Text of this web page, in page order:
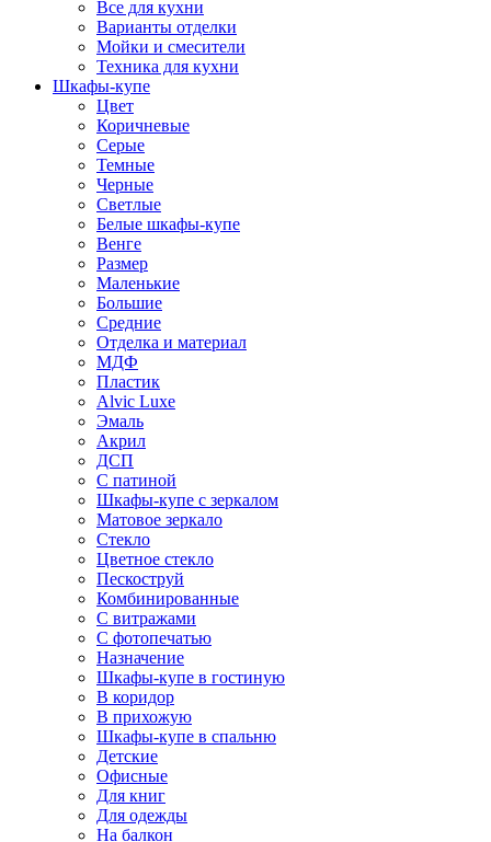
Все для кухни
Варианты отделки
Мойки и смесители
Техника для кухни
Шкафы-купе
Цвет
Коричневые
Серые
Темные
Черные
Светлые
Белые шкафы-купе
Венге
Размер
Маленькие
Большие
Средние
Отделка и материал
МДФ
Пластик
Alvic Luxe
Эмаль
Акрил
ДСП
С патиной
Шкафы-купе с зеркалом
Матовое зеркало
Стекло
Цветное стекло
Пескоструй
Комбинированные
С витражами
С фотопечатью
Назначение
Шкафы-купе в гостиную
В коридор
В прихожую
Шкафы-купе в спальню
Детские
Офисные
Для книг
Для одежды
На балкон